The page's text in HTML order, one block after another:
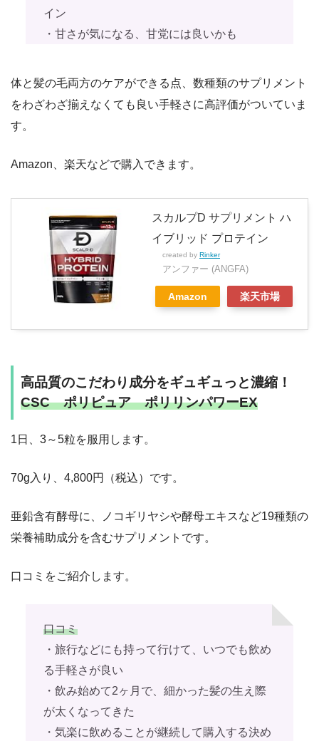
イン
・甘さが気になる、甘党には良いかも
体と髪の毛両方のケアができる点、数種類のサプリメント
をわざわざ揃えなくても良い手軽さに高評価がついていま
す。
Amazon、楽天などで購入できます。
スカルプD サプリメント ハ
イブリッド プロテイン
created by Rinker
アンファー (ANGFA)
Amazon 楽天市場
高品質のこだわり成分をギュギュっと濃縮！
CSC ポリピュア ポリリンパワーEX
1日、3～5粒を服用します。
70g入り、4,800円（税込）です。
亜鉛含有酵母に、ノコギリヤシや酵母エキスなど19種類の
栄養補助成分を含むサプリメントです。
口コミをご紹介します。
口コミ
・旅行などにも持って行けて、いつでも飲め
る手軽さが良い
・飲み始めて2ヶ月で、細かった髪の生え際
が太くなってきた
・気楽に飲めることが継続して購入する決め